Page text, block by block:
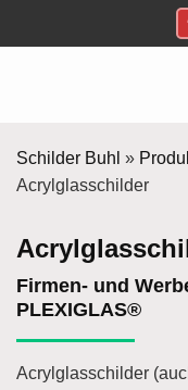
Schilder Buhl »
Acrylglasschilder
Firmen- und
PLEXIGLAS®
Acrylglasschilder